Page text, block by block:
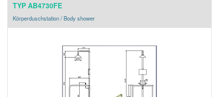
TYP AB4730FE
Körperduschstation / Body shower